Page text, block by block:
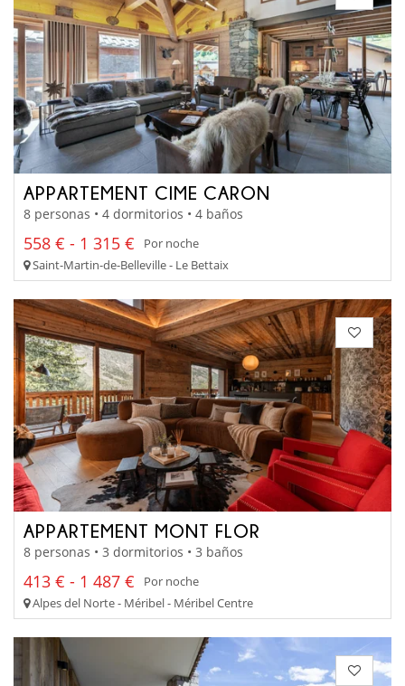
APPARTEMENT CIME CARON
8 personas • 4 dormitorios • 4 baños
558 € - 1 315 €
Por noche
Saint-Martin-de-Belleville - Le Bettaix
APPARTEMENT MONT FLOR
8 personas • 3 dormitorios • 3 baños
413 € - 1 487 €
Por noche
Alpes del Norte - Méribel - Méribel Centre